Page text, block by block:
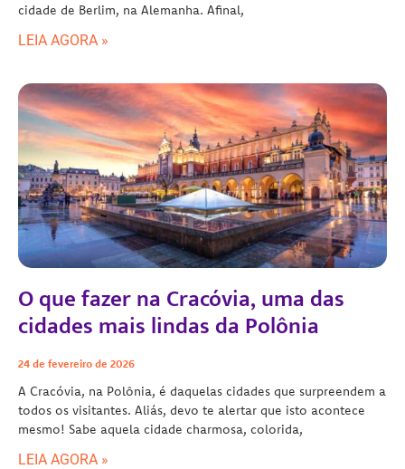
cidade de Berlim, na Alemanha. Afinal,
LEIA AGORA »
O que fazer na Cracóvia, uma das
cidades mais lindas da Polônia
24 de fevereiro de 2026
A Cracóvia, na Polônia, é daquelas cidades que surpreendem a
todos os visitantes. Aliás, devo te alertar que isto acontece
mesmo! Sabe aquela cidade charmosa, colorida,
LEIA AGORA »